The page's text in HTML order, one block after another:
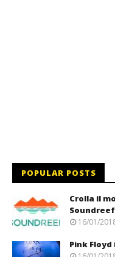
POPULAR POSTS
Crolla il
Soundreef
16/01/
Pink